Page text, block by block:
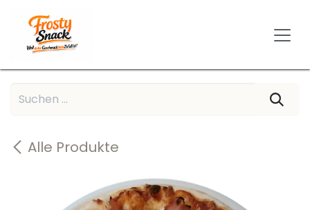
Alle Produkte